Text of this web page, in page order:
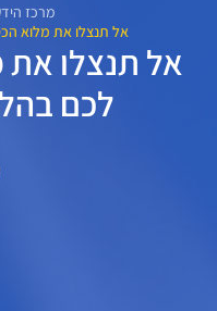
מרכז
אל תנצלו את מלוא
אל תנצלו
לכם